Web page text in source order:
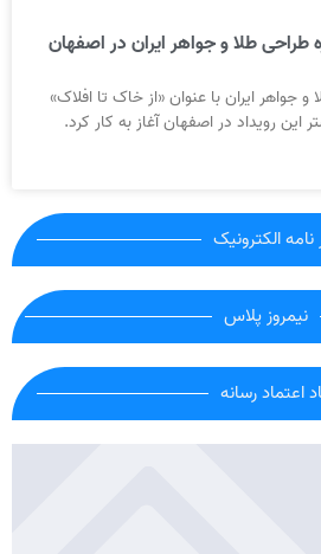
طراحی طلا و جواهر ایران در اصفهان
جواهر ایران با عنوان «از خاک تا افلاک»
این رویداد در اصفهان آغاز به کار کرد.
الکترونیک
نیمروز پلاس
اعتماد رسانه